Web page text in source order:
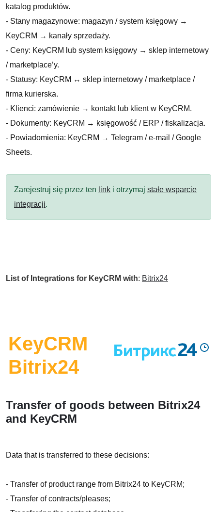
katalog produktów.
- Stany magazynowe: magazyn / system księgowy →
KeyCRM → kanały sprzedaży.
- Ceny: KeyCRM lub system księgowy → sklep internetowy
/ marketplace’y.
- Statusy: KeyCRM ↔ sklep internetowy / marketplace /
firma kurierska.
- Klienci: zamówienie → kontakt lub klient w KeyCRM.
- Dokumenty: KeyCRM → księgowość / ERP / fiskalizacja.
- Powiadomienia: KeyCRM → Telegram / e-mail / Google
Sheets.
Zarejestruj się przez ten link i otrzymaj stałe wsparcie
integracji.
List of Integrations for KeyCRM with: Bitrix24
KeyCRM
Bitrix24
Transfer of goods between Bitrix24
and KeyCRM
Data that is transferred to these decisions:
- Transfer of product range from Bitrix24 to KeyCRM;
- Transfer of contracts/pleases;